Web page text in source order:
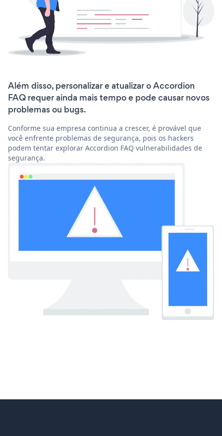
Além disso, personalizar e atualizar o Accordion
FAQ requer ainda mais tempo e pode causar novos
problemas ou bugs.
Conforme sua empresa continua a crescer, é provável que
você enfrente problemas de segurança, pois os hackers
podem tentar explorar Accordion FAQ vulnerabilidades de
segurança.